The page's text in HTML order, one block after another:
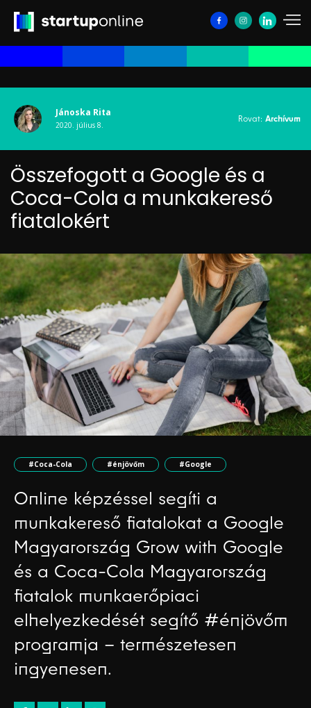
Jánoska Rita
2020. július 8.
Rovat: Archívum
Összefogott a Google és a
Coca-Cola a munkakereső
fiatalokért
#Coca-Cola #énjövőm #Google
Online képzéssel segíti a
munkakereső fiatalokat a Google
Magyarország Grow with Google
és a Coca-Cola Magyarország
fiatalok munkaerőpiaci
elhelyezkedését segítő #énjövőm
programja – természetesen
ingyenesen.